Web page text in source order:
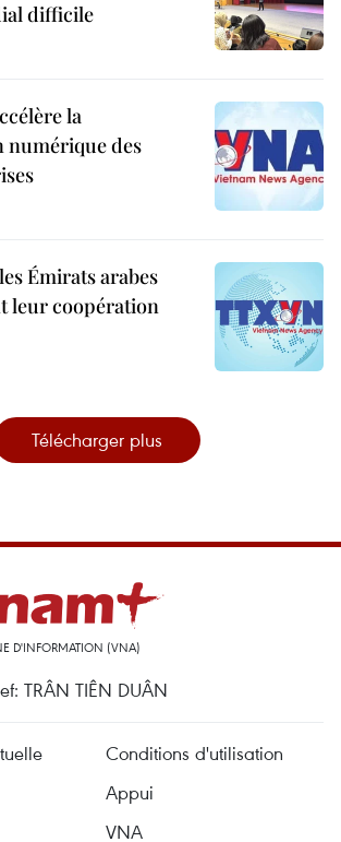
difficile
la
des
Émirats arabes
leur coopération
Télécharger plus
D'INFORMATION (VNA)
TRÂN TIÊN DUÂN
Conditions d'utilisation
Appui
VNA